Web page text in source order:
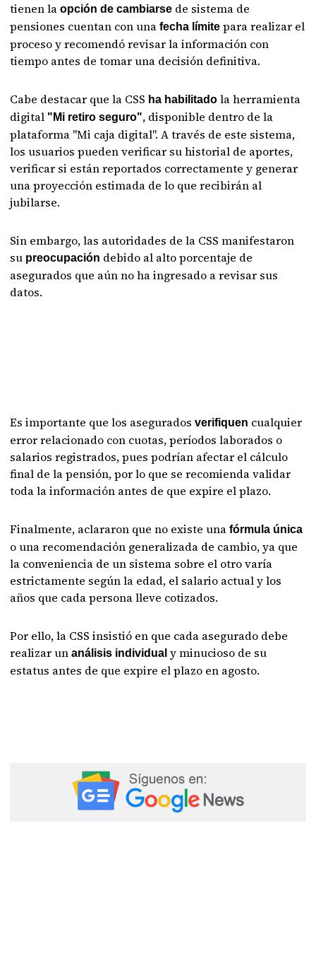
tienen laopción de cambiarse de sistema de
pensiones cuentan con unafecha límite para realizar el
proceso y recomendó revisar la información con
tiempo antes de tomar una decisión definitiva.
Cabe destacar que la CSS ha habilitado la herramienta
digital "Mi retiro seguro", disponible dentro de la
plataforma "Mi caja digital". A través de este sistema,
los usuarios pueden verificar su historial de aportes,
verificar si están reportados correctamente y generar
una proyección estimada de lo que recibirán al
jubilarse.
Sin embargo, las autoridades de la CSS manifestaron
su preocupación debido al alto porcentaje de
asegurados que aún no ha ingresado a revisar sus
datos.
Es importante que los aseguradosverifiquen cualquier
error relacionado con cuotas, períodos laborados o
salarios registrados, pues podrían afectar el cálculo
final de la pensión, por lo que se recomienda validar
toda la información antes de que expire el plazo.
Finalmente, aclararon que no existe unafórmula única
o una recomendación generalizada de cambio, ya que
la conveniencia de un sistema sobre el otro varía
estrictamente según la edad, el salario actual y los
años que cada persona lleve cotizados.
Por ello, la CSS insistió en que cada asegurado debe
realizar unanálisis individualy minucioso de su
estatus antes de que expire el plazo en agosto.